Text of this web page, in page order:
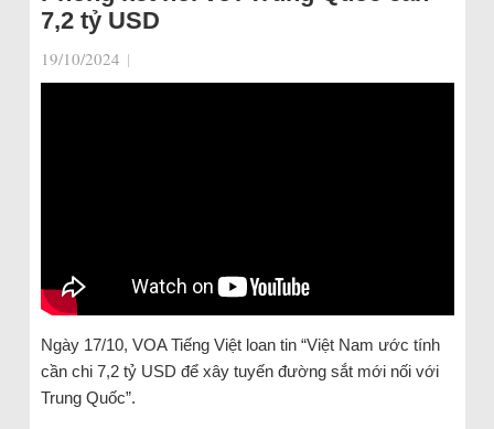
7,2 tỷ USD
19/10/2024 |
Ngày 17/10, VOA Tiếng Việt loan tin “Việt Nam ước tính
cần chi 7,2 tỷ USD để xây tuyến đường sắt mới nối với
Trung Quốc”.